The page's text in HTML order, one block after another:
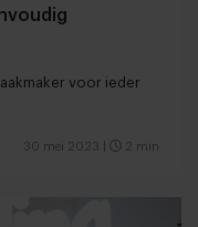
voor ieder
30 mei 2023 2 min